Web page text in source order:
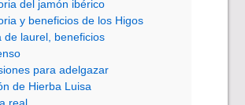
del jamón ibérico
y beneficios de los Higos
de laurel, beneficios
para adelgazar
de Hierba Luisa